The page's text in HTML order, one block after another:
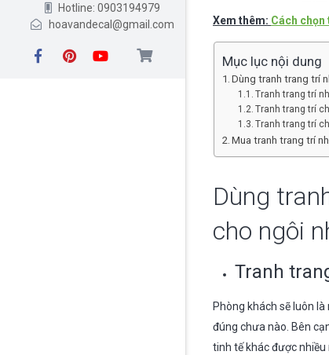
Hotline: 0903194979
hoavandecal@gmail.com
Xem thêm: Cách
Mục lục nội dung
Dùng tranh trang trí
Tranh trang trí
Tranh trang trí
Tranh trang trí
Mua tranh trang trí
Dùng
cho ngôi
Tranh
Phòng khách sẽ luôn
đúng chưa nào. Bên
tinh tế khác được nhiều